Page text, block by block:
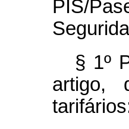
PIS/
§ 1º
artigo,